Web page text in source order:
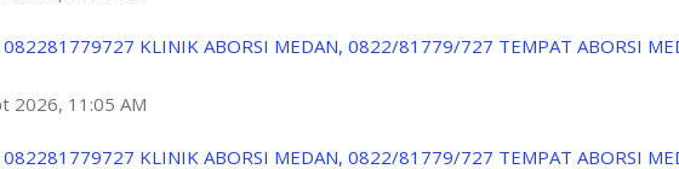
082281779727 KLINIK ABORSI MEDAN, 0822/81779/727 TEMPAT ABORSI
2026, 11:05 AM
082281779727 KLINIK ABORSI MEDAN, 0822/81779/727 TEMPAT ABORSI